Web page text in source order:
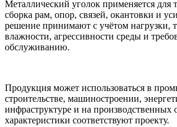
Металлический уголок применяется для
сборка рам, опор, связей, окантовки и
решение принимают с учётом нагрузки,
влажности, агрессивности среды и
обслуживанию.
Продукция может использоваться в
строительстве, машиностроении,
инфраструктуре и на производственных
характеристики соответствуют проекту.